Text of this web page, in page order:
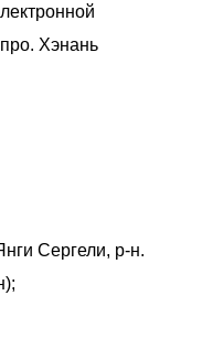
Хэнань
Сергели, р-н.